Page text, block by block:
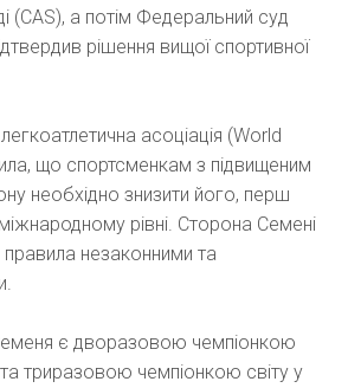
(CAS), а потім Федеральний суд
рішення вищої спортивної
асоціація (World
що спортсменкам з підвищеним
необхідно знизити його, перш
рівні. Сторона Семені
незаконними та
є дворазовою чемпіонкою
та триразовою чемпіонкою світу у